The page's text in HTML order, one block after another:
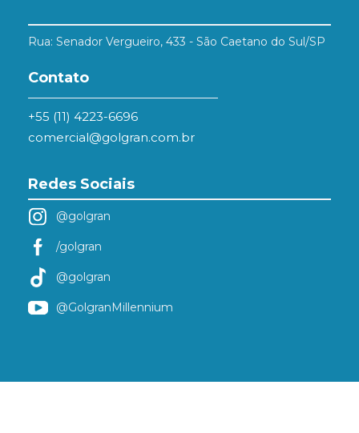
Rua: Senador Vergueiro, 433 - São Caetano do Sul/SP
Contato
+55 (11) 4223-6696
comercial@golgran.com.br
Redes Sociais
@golgran
/golgran
@golgran
@GolgranMillennium